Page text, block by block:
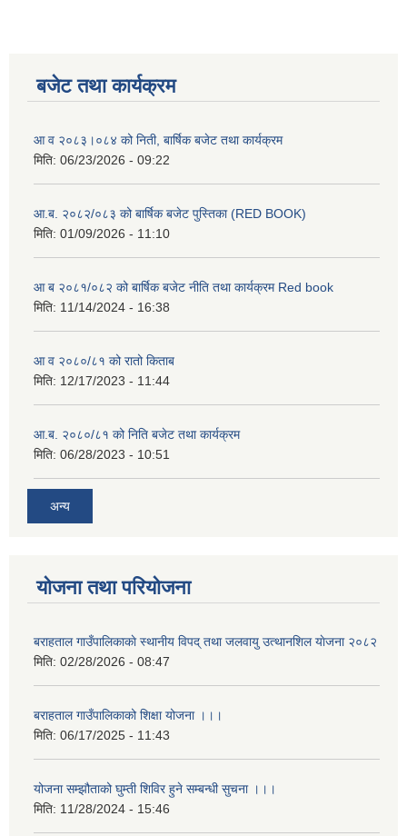
बजेट तथा कार्यक्रम
आ व २०८३।०८४ को निती, बार्षिक बजेट तथा कार्यक्रम
मिति: 06/23/2026 - 09:22
आ.ब. २०८२/०८३ को बार्षिक बजेट पुस्तिका (RED BOOK)
मिति: 01/09/2026 - 11:10
आ ब २०८१/०८२ को बार्षिक बजेट नीति तथा कार्यक्रम Red book
मिति: 11/14/2024 - 16:38
आ व २०८०/८१ को रातो किताब
मिति: 12/17/2023 - 11:44
आ.ब. २०८०/८१ को निति बजेट तथा कार्यक्रम
मिति: 06/28/2023 - 10:51
अन्य
योजना तथा परियोजना
बराहताल गाउँपालिकाकाे स्थानीय विपद् तथा जलवायु उत्थानशिल याेजना २०८२
मिति: 02/28/2026 - 08:47
बराहताल गाउँपालिकाको शिक्षा योजना ।।।
मिति: 06/17/2025 - 11:43
योजना सम्झौताको घुम्ती शिविर हुने सम्बन्धी सुचना ।।।
मिति: 11/28/2024 - 15:46